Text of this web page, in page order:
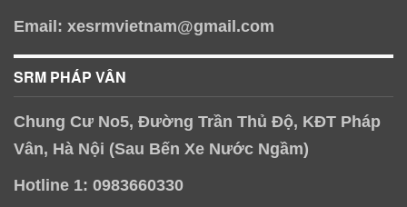
Email: xesrmvietnam@gmail.com
SRM PHÁP VÂN
Chung Cư No5, Đường Trần Thủ Độ, KĐT Pháp
Vân, Hà Nội (Sau Bến Xe Nước Ngầm)
Hotline 1: 0983660330